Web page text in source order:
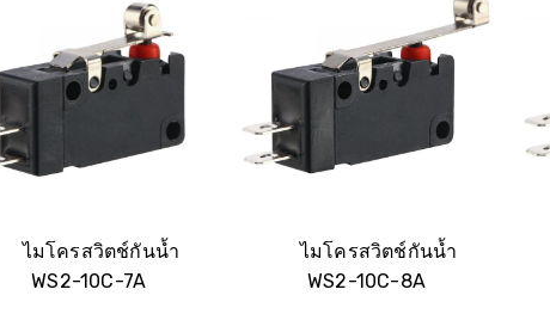
อีเมล
ไมโครสวิตช์กันน้ำ
WS2-10C-7A
ไมโครสวิตช์กันน้ำ
WS2-10C-8A